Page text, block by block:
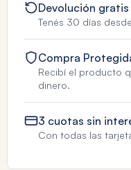
Devolución gratis
Tenés 30 días
Compra
Recibí el producto
dinero.
3 cuotas sin
Con todas las